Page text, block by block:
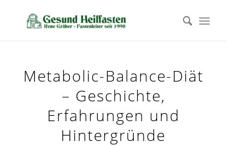
Metabolic-Balance-Diät
– Geschichte,
Erfahrungen und
Hintergründe